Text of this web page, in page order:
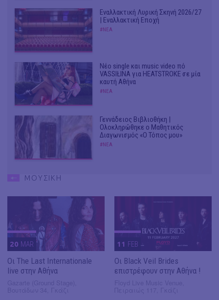
Εναλλακτική Λυρική Σκηνή 2026/27
| Εναλλακτική Εποχή
#ΝΕΑ
Νέο single και music video πό
VASSIŁINA για HEATSTROKE σε μία
καυτή Αθήνα
#ΝΕΑ
Γεννάδειος Βιβλιοθήκη |
Ολοκληρώθηκε ο Μαθητικός
Διαγωνισμός «Ο Τόπος μου»
#ΝΕΑ
ΜΟΥΣΙΚΗ
20 MAR
Οι The Last Internationale
live στην Αθήνα
11 FEB
Οι Black Veil Brides
επιστρέφουν στην Αθήνα !